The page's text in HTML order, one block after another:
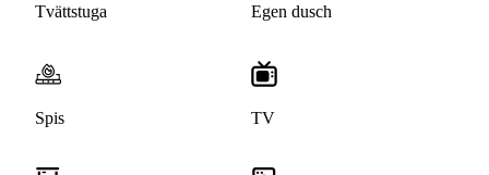
Tvättstuga Egen dusch
Spis TV